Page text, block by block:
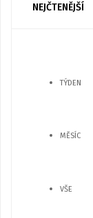
NEJČTENĚJŠÍ
TÝDEN
MĚSÍC
VŠE